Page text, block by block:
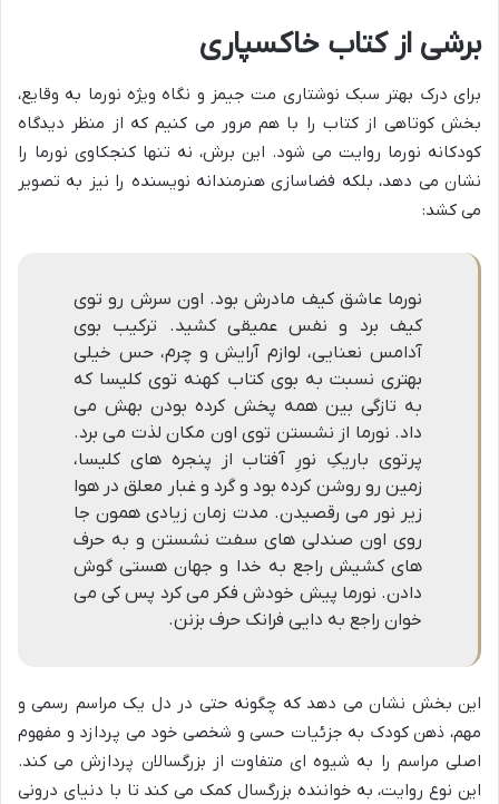
برشی از کتاب خاکسپاری
برای درک بهتر سبک نوشتاری مت جیمز و نگاه ویژه نورما به وقایع،
بخش کوتاهی از کتاب را با هم مرور می کنیم که از منظر دیدگاه
کودکانه نورما روایت می شود. این برش، نه تنها کنجکاوی نورما را
نشان می دهد، بلکه فضاسازی هنرمندانه نویسنده را نیز به تصویر
می کشد:
نورما عاشق کیف مادرش بود. اون سرش رو توی
کیف برد و نفس عمیقی کشید. ترکیب بوی
آدامس نعنایی، لوازم آرایش و چرم، حس خیلی
بهتری نسبت به بوی کتاب کهنه توی کلیسا که
به تازگی بین همه پخش کرده بودن بهش می
داد. نورما از نشستن توی اون مکان لذت می برد.
پرتوی باریکِ نورِ آفتاب از پنجره های کلیسا،
زمین رو روشن کرده بود و گرد و غبار معلق در هوا
زیر نور می رقصیدن. مدت زمان زیادی همون جا
روی اون صندلی های سفت نشستن و به حرف
های کشیش راجع به خدا و جهان هستی گوش
دادن. نورما پیش خودش فکر می کرد پس کی می
خوان راجع به دایی فرانک حرف بزنن.
این بخش نشان می دهد که چگونه حتی در دل یک مراسم رسمی و
مهم، ذهن کودک به جزئیات حسی و شخصی خود می پردازد و مفهوم
اصلی مراسم را به شیوه ای متفاوت از بزرگسالان پردازش می کند.
این نوع روایت، به خواننده بزرگسال کمک می کند تا با دنیای درونی